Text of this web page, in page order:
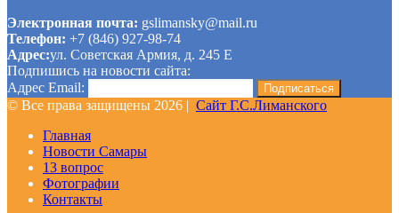
Электронная почта: gslimansky@mail.ru
Телефон: +7 (846) 927-98-74
Адрес:ул. Советская Армия, д. 245 Е
Подпишись на новости сайта:
Адрес Email:
© Все права защищены 2026 | Сайт Г.С.Лиманского
Главная
Новости Самары
13 вопрос
Фотографии
Контакты